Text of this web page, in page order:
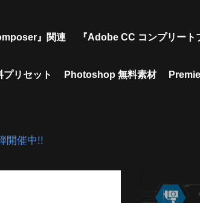
』関連 『Adobe CC コンプリー
リセット Photoshop 無料素材
開催中!!